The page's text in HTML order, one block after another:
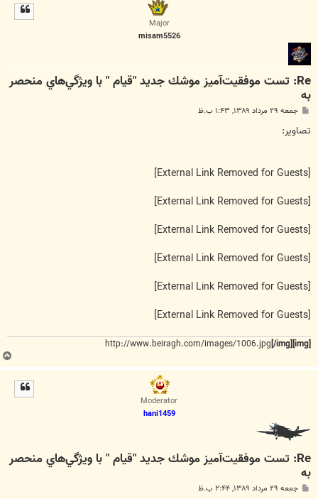
Major
misam5526
Re: تست موفقيت‌آميز موشك جديد "قيام " با ويژگي‌هاي منحصر
به
پ
ت
جمعه ۲۹ مرداد ۱۳۸۹, ۱:۴۳ ب.ظ
تصاویر:
http://www.beiragh.com/images/1006.jpg[/img]
ب
ا
Moderator
hani1459
Re: تست موفقيت‌آميز موشك جديد "قيام " با ويژگي‌هاي منحصر
به
پ جمعه ۲۹ مرداد ۱۳۸۹, ۲:۴۴ ب.ظ